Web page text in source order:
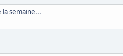
semaine...